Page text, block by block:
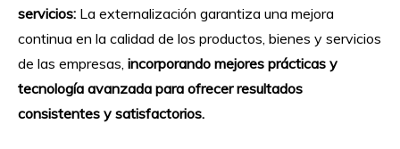
servicios: La externalización garantiza una mejora
continua en la calidad de los productos, bienes y servicios
de las empresas, incorporando mejores prácticas y
tecnología avanzada para ofrecer resultados
consistentes y satisfactorios.